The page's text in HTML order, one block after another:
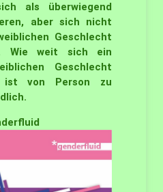
als überwiegend
aber sich nicht
Geschlecht
Wie weit sich ein
Geschlecht
ist von Person zu